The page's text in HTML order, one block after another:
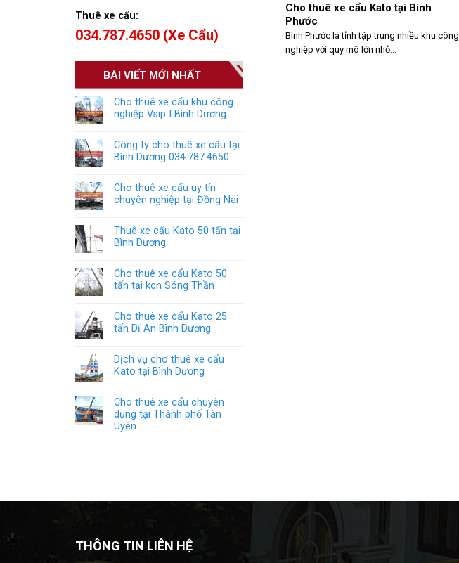
Thuê xe cẩu:
034.787.4650 (Xe Cẩu)
BÀI VIẾT MỚI NHẤT
Cho thuê xe cẩu khu công
nghiệp Vsip I Bình Dương
Công ty cho thuê xe cẩu tại
Bình Dương 034.787.4650
Cho thuê xe cẩu uy tín
chuyên nghiệp tại Đồng Nai
Thuê xe cẩu Kato 50 tấn tại
Bình Dương
Cho thuê xe cẩu Kato 50
tấn tại kcn Sóng Thần
Cho thuê xe cẩu Kato 25
tấn Dĩ An Bình Dương
Dịch vụ cho thuê xe cẩu
Kato tại Bình Dương
Cho thuê xe cẩu chuyên
dụng tại Thành phố Tân
Uyên
Cho thuê xe cẩu Kato tại Bình
Phước
Bình Phước là tỉnh tập trung nhiều khu công
nghiệp với quy mô lớn nhỏ...
THÔNG TIN LIÊN HỆ